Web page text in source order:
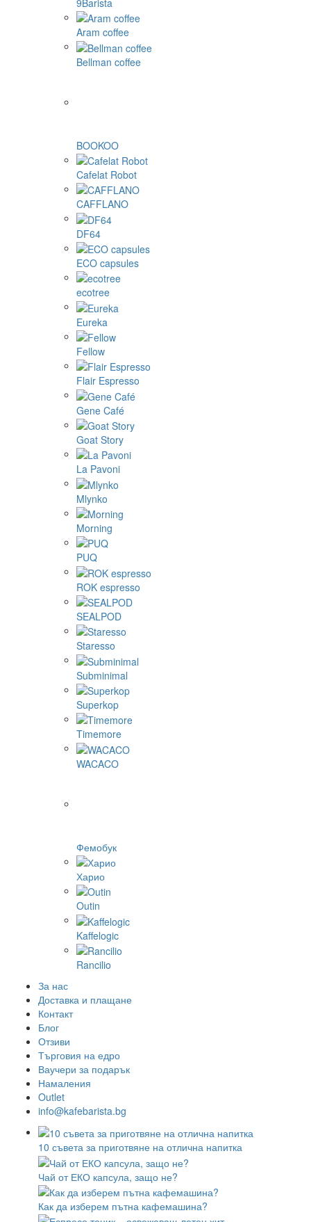
9Barista
Aram coffee
Bellman coffee
BOOKOO
Cafelat Robot
CAFFLANO
DF64
ECO capsules
ecotree
Eureka
Fellow
Flair Espresso
Gene Café
Goat Story
La Pavoni
Mlynko
Morning
PUQ
ROK espresso
SEALPOD
Staresso
Subminimal
Superkop
Timemore
WACACO
Фемобук
Харио
Outin
Kaffelogic
Rancilio
За нас
Доставка и плащане
Контакт
Блог
Отзиви
Търговия на едро
Ваучери за подарък
Намаления
Outlet
info@kafebarista.bg
10 съвета за приготвяне на отлична напитка
Чай от ЕКО капсула, защо не?
Как да изберем пътна кафемашина?